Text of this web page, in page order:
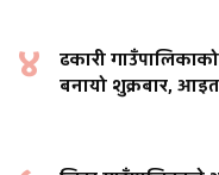
४
ढकारी
बनायो शुक्रबार,